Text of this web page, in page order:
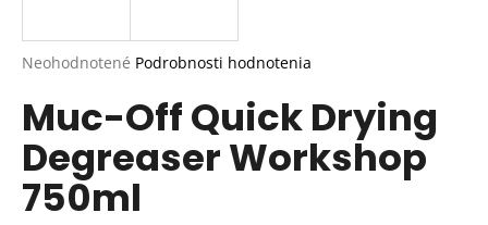
Priemerné
produktu
je
0,0
5
hviezdičiek.
Neohodnotené Podrobnosti hodnotenia
Muc-Off Quick Drying
Degreaser Workshop
750ml